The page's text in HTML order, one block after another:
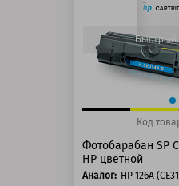
125 баллов
Быстрый
Код
Фотобарабан SP
HP цветной
Аналог: HP 126А